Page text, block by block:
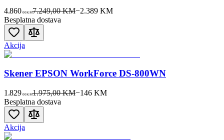
4.860 00KM7.249,00 KM−2.389KM
Besplatna dostava
Akcija
Skener EPSON WorkForce DS-800WN
1.829 00KM1.975,00 KM−146KM
Besplatna dostava
Akcija